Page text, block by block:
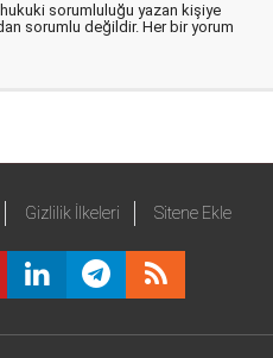
hukuki sorumluluğu yazan kişiye
sorumlu değildir. Her bir yorum
Gizlilik İlkeleri Sitene Ekle